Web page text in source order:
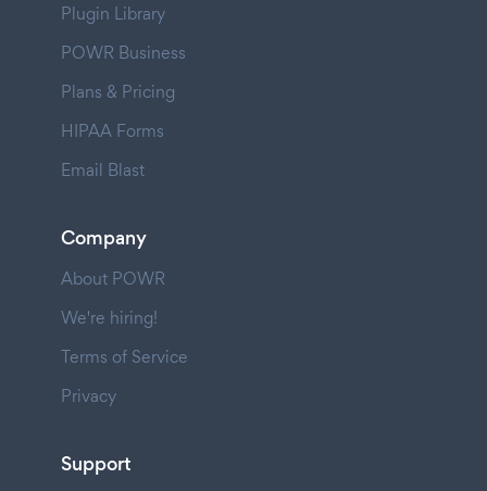
Plugin Library
POWR Business
Plans & Pricing
HIPAA Forms
Email Blast
Company
About POWR
We're hiring!
Terms of Service
Privacy
Support